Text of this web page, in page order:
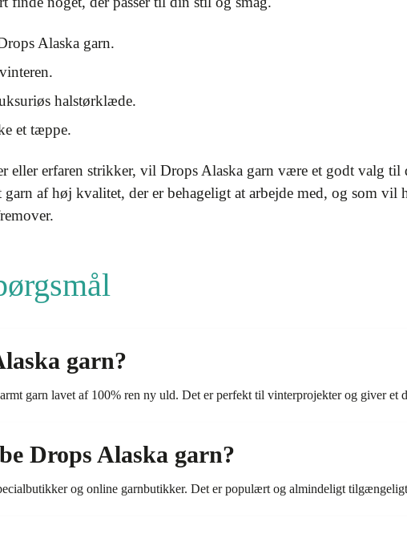
Alaska garn.
halstørklæde.
et tæppe.
eller erfaren strikker, vil Drops Alaska garn være et godt valg
af høj kvalitet, der er behageligt at arbejde med, og som vil
garn?
garn lavet af 100% ren ny uld. Det er perfekt til vinterprojekter og giver et
Drops Alaska garn?
og online garnbutikker. Det er populært og almindeligt